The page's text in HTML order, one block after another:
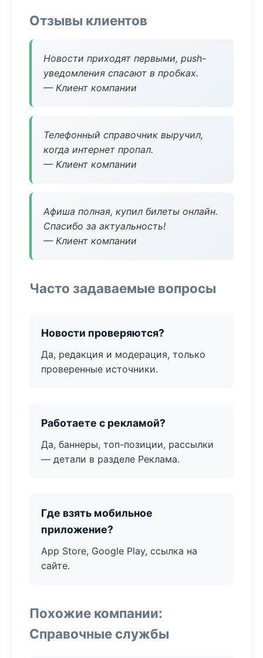
Отзывы клиентов
Новости приходят первыми, push-
уведомления спасают в пробках.
— Клиент компании
Телефонный справочник выручил,
когда интернет пропал.
— Клиент компании
Афиша полная, купил билеты онлайн.
Спасибо за актуальность!
— Клиент компании
Часто задаваемые вопросы
Новости проверяются?
Да, редакция и модерация, только
проверенные источники.
Работаете с рекламой?
Да, баннеры, топ-позиции, рассылки
— детали в разделе Реклама.
Где взять мобильное
приложение?
App Store, Google Play, ссылка на
сайте.
Похожие компании:
Справочные службы